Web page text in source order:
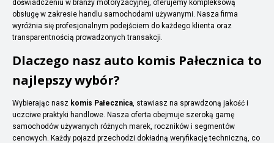
doświadczeniu w branży motoryzacyjnej, oferujemy kompleksową
obsługę w zakresie handlu samochodami używanymi. Nasza firma
wyróżnia się profesjonalnym podejściem do każdego klienta oraz
transparentnością prowadzonych transakcji.
Dlaczego nasz auto komis Pałecznica to
najlepszy wybór?
Wybierając nasz komis Pałecznica, stawiasz na sprawdzoną jakość i
uczciwe praktyki handlowe. Nasza oferta obejmuje szeroką gamę
samochodów używanych różnych marek, roczników i segmentów
cenowych. Każdy pojazd przechodzi dokładną weryfikację techniczną, co